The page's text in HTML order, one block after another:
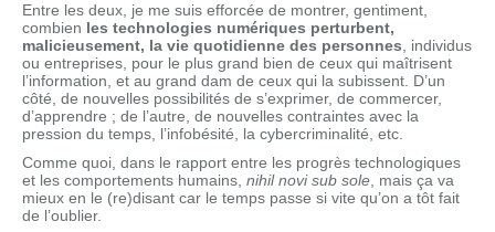
Entre les deux, je me suis efforcée de montrer, gentiment,
combien les technologies numériques perturbent,
malicieusement, la vie quotidienne des personnes , individus
ou entreprises, pour le plus grand bien de ceux qui maîtrisent
l’information, et au grand dam de ceux qui la subissent. D’un
côté, de nouvelles possibilités de s’exprimer, de commercer,
d’apprendre ; de l’autre, de nouvelles contraintes avec la
pression du temps, l’infobésité, la cybercriminalité, etc.
Comme quoi, dans le rapport entre les progrès technologiques
et les comportements humains, nihil novi sub sole , mais ça va
mieux en le (re)disant car le temps passe si vite qu’on a tôt fait
de l’oublier.